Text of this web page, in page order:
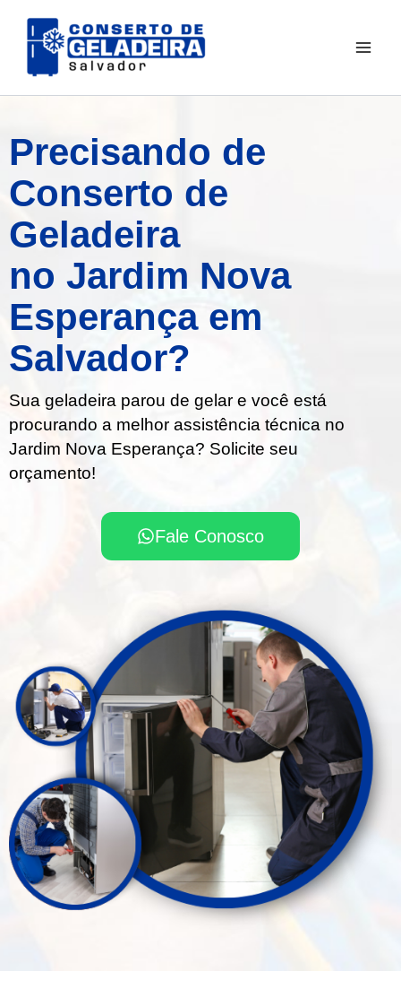
para
Precisando de
Conserto de
Geladeira
no Jardim Nova
Esperança em
Salvador?
Sua geladeira parou de gelar e você está
procurando a melhor assistência técnica no
Jardim Nova Esperança? Solicite seu
orçamento!
Fale Conosco